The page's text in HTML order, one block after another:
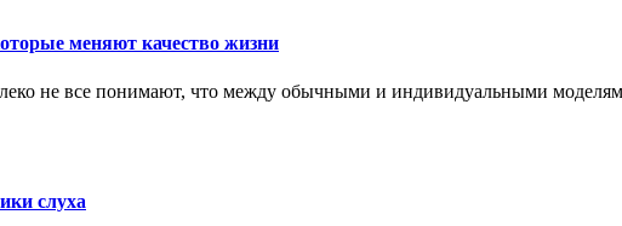
меняют качество жизни
не все понимают, что между обычными и индивидуальными
слуха